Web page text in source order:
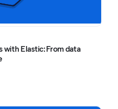
Elastic: From data